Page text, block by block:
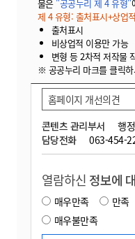
물은 "공공누리 제 4 유형"
제 4 유형: 출처표시+상업
출처표시
비상업적 이용만 가능
변형 등 2차적 저작물
※ 공공누리 마크를 클릭
콘텐츠 관리부서
행
담당전화
063-454-
홈페이지 개선의견
열람하신 정보에
매우만족 만족
매우불만족